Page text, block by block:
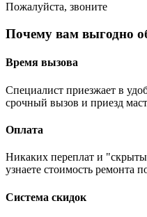
Пожалуйста, звоните
Почему вам выгодно
Время вызова
Специалист приезжает в
срочный вызов и приезд
Оплата
Никаких переплат и
узнаете стоимость ремонта
Система скидок